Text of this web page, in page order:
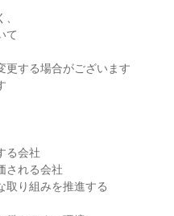
て
する場合がございます
る会社
される会社
取り組みを推進する